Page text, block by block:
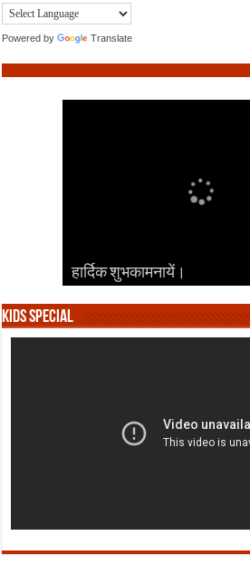
Powered by Translate
हार्दिक शुभकामनायें।
हार्दिक शुभकामनायें।
हार्दिक शुभकामनायें।
हार्दिक शुभकामनायें।
हार्दिक शुभकामनायें।
Kids Special